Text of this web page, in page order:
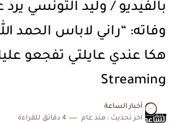
بالفيديو / وليد التونسي
وفاته: “راني لاباس الحمد
Streaming
أخبار الساعة
اخر تحديث : منذ عام 4 دقائق للقراءة